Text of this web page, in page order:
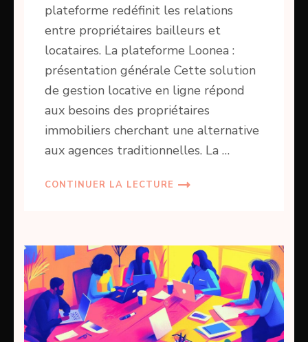
plateforme redéfinit les relations
entre propriétaires bailleurs et
locataires. La plateforme Loonea :
présentation générale Cette solution
de gestion locative en ligne répond
aux besoins des propriétaires
immobiliers cherchant une alternative
aux agences traditionnelles. La …
CONTINUER LA LECTURE